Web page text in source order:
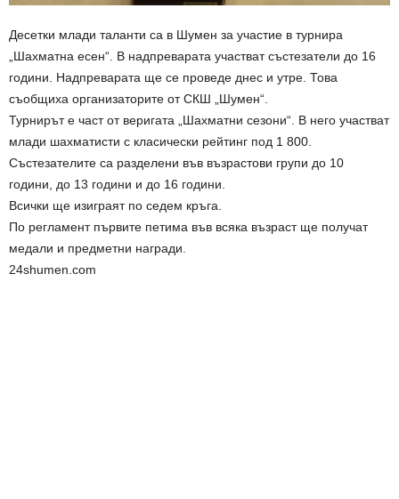
Десетки млади таланти са в Шумен за участие в турнира
„Шахматна есен“. В надпреварата участват състезатели до 16
години. Надпреварата ще се проведе днес и утре. Това
съобщиха организаторите от СКШ „Шумен“.
Турнирът е част от веригата „Шахматни сезони“. В него участват
млади шахматисти с класически рейтинг под 1 800.
Състезателите са разделени във възрастови групи до 10
години, до 13 години и до 16 години.
Всички ще изиграят по седем кръга.
По регламент първите петима във всяка възраст ще получат
медали и предметни награди.
24shumen.com